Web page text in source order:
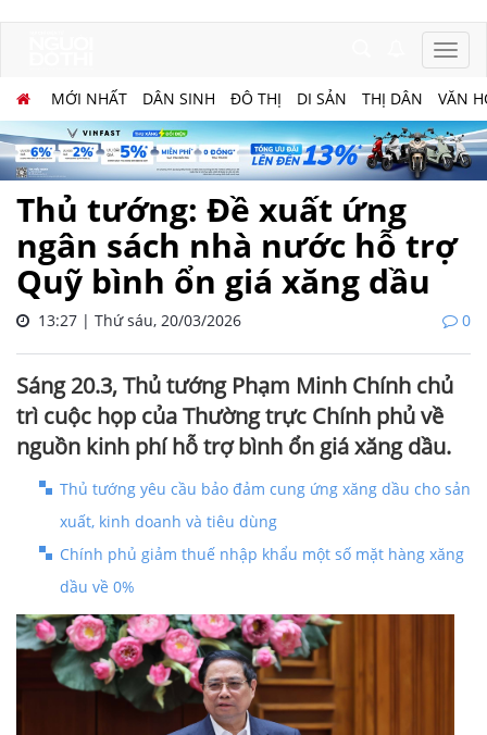
MỚI NHẤT DÂN SINH ĐÔ THỊ DI SẢN THỊ DÂN VĂN
Thủ tướng: Đề xuất ứng
ngân sách nhà nước hỗ trợ
Quỹ bình ổn giá xăng dầu
13:27 | Thứ sáu, 20/03/2026 0
Sáng 20.3, Thủ tướng Phạm Minh Chính chủ
trì cuộc họp của Thường trực Chính phủ về
nguồn kinh phí hỗ trợ bình ổn giá xăng dầu.
Thủ tướng yêu cầu bảo đảm cung ứng xăng dầu cho sản
xuất, kinh doanh và tiêu dùng
Chính phủ giảm thuế nhập khẩu một số mặt hàng xăng
dầu về 0%